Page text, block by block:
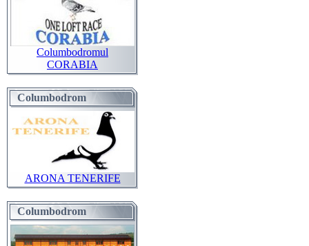
Columbodromul
CORABIA
Columbodrom
ARONA TENERIFE
Columbodrom